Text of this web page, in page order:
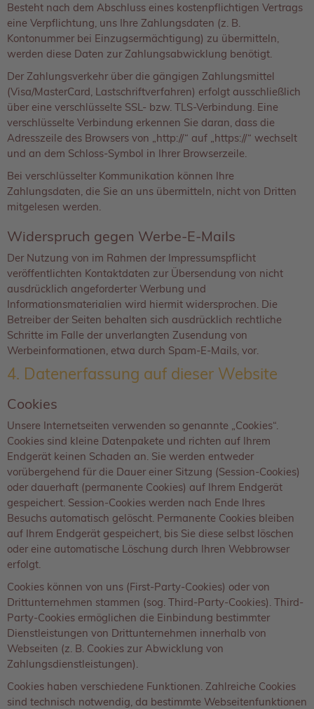
Besteht nach dem Abschluss eines kostenpflichtigen Vertrags
eine Verpflichtung, uns Ihre Zahlungsdaten (z. B.
Kontonummer bei Einzugsermächtigung) zu übermitteln,
werden diese Daten zur Zahlungsabwicklung benötigt.
Der Zahlungsverkehr über die gängigen Zahlungsmittel
(Visa/MasterCard, Lastschriftverfahren) erfolgt ausschließlich
über eine verschlüsselte SSL- bzw. TLS-Verbindung. Eine
verschlüsselte Verbindung erkennen Sie daran, dass die
Adresszeile des Browsers von „http://“ auf „https://“ wechselt
und an dem Schloss-Symbol in Ihrer Browserzeile.
Bei verschlüsselter Kommunikation können Ihre
Zahlungsdaten, die Sie an uns übermitteln, nicht von Dritten
mitgelesen werden.
Widerspruch gegen Werbe-E-Mails
Der Nutzung von im Rahmen der Impressumspflicht
veröffentlichten Kontaktdaten zur Übersendung von nicht
ausdrücklich angeforderter Werbung und
Informationsmaterialien wird hiermit widersprochen. Die
Betreiber der Seiten behalten sich ausdrücklich rechtliche
Schritte im Falle der unverlangten Zusendung von
Werbeinformationen, etwa durch Spam-E-Mails, vor.
4. Datenerfassung auf dieser Website
Cookies
Unsere Internetseiten verwenden so genannte „Cookies“.
Cookies sind kleine Datenpakete und richten auf Ihrem
Endgerät keinen Schaden an. Sie werden entweder
vorübergehend für die Dauer einer Sitzung (Session-Cookies)
oder dauerhaft (permanente Cookies) auf Ihrem Endgerät
gespeichert. Session-Cookies werden nach Ende Ihres
Besuchs automatisch gelöscht. Permanente Cookies bleiben
auf Ihrem Endgerät gespeichert, bis Sie diese selbst löschen
oder eine automatische Löschung durch Ihren Webbrowser
erfolgt.
Cookies können von uns (First-Party-Cookies) oder von
Drittunternehmen stammen (sog. Third-Party-Cookies). Third-
Party-Cookies ermöglichen die Einbindung bestimmter
Dienstleistungen von Drittunternehmen innerhalb von
Webseiten (z. B. Cookies zur Abwicklung von
Zahlungsdienstleistungen).
Cookies haben verschiedene Funktionen. Zahlreiche Cookies
sind technisch notwendig, da bestimmte Webseitenfunktionen